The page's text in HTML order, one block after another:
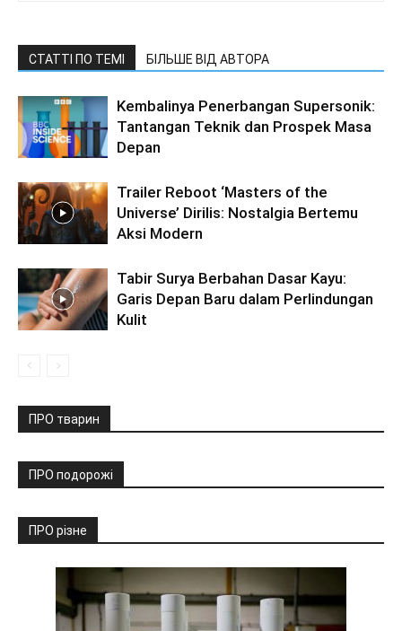
СТАТТІ ПО ТЕМІ БІЛЬШЕ ВІД АВТОРА
Kembalinya Penerbangan Supersonik:
Tantangan Teknik dan Prospek Masa
Depan
Trailer Reboot ‘Masters of the
Universe’ Dirilis: Nostalgia Bertemu
Aksi Modern
Tabir Surya Berbahan Dasar Kayu:
Garis Depan Baru dalam Perlindungan
Kulit
ПРО тварин
ПРО подорожі
ПРО різне